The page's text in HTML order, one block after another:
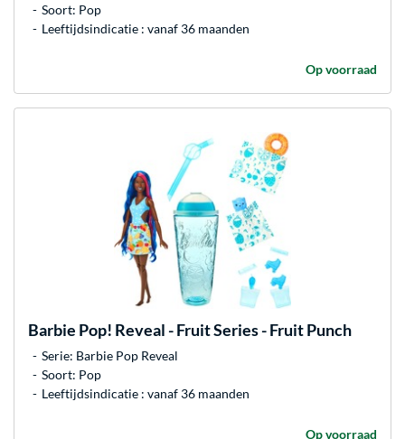
Soort: Pop
Leeftijdsindicatie : vanaf 36 maanden
Op voorraad
Barbie Pop! Reveal - Fruit Series - Fruit Punch
Serie: Barbie Pop Reveal
Soort: Pop
Leeftijdsindicatie : vanaf 36 maanden
Op voorraad